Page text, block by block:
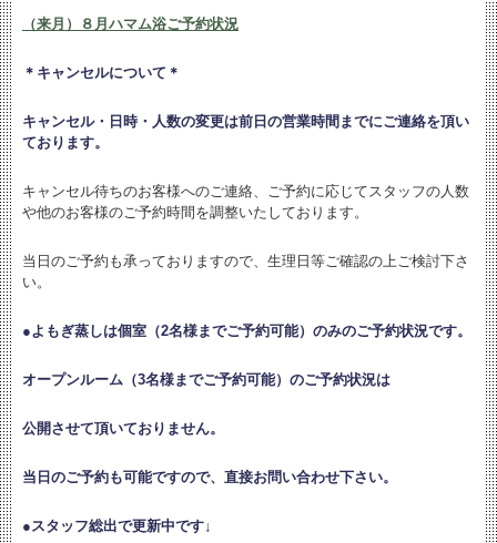
（来月）８月ハマム浴ご予約状況
＊キャンセルについて＊
キャンセル・日時・人数の変更は前日の営業時間までにご連絡を頂い
ております。
キャンセル待ちのお客様へのご連絡、ご予約に応じてスタッフの人数
や他のお客様のご予約時間を調整いたしております。
当日のご予約も承っておりますので、生理日等ご確認の上ご検討下さ
い。
●よもぎ蒸しは個室（2名様までご予約可能）のみのご予約状況です。
オープンルーム（3名様までご予約可能）のご予約状況は
公開させて頂いておりません。
当日のご予約も可能ですので、直接お問い合わせ下さい。
●スタッフ総出で更新中です↓